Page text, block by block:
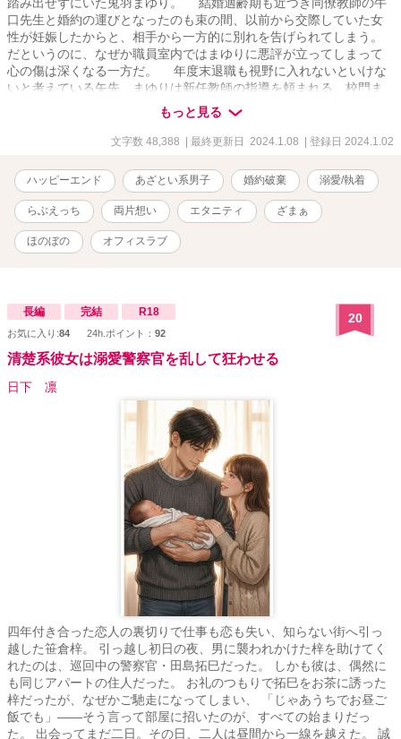
口先生と婚約の運びとなったのも束の間、以前から交際していた女
性が妊娠したからと、相手から一方的に別れを告げられてしまう。
だというのに、なぜか職員室内ではまゆりに悪評が立ってしまって
心の傷は深くなる一方だ。 年度末退職も視野に入れないといけな
いと考えている矢先、まゆりは新任教師の指導を頼まれる。校門ま
で迎えに行くと、そこにいたのは大人になった大牙で――？ 裏切
られた心の傷が深くて次の恋に踏み込めないと思っていた兎羽まゆ
り×ワケあって彼女のそばを離れなければならなくなった龍ヶ崎大
物語。 ※R15〜R18に※、R18に※※ ※現実世界に疎い作者による
現代TLなのでご容赦くださいましたら幸いです。 ※ヒーローはワン
コ系？ニャンコ系？甘えん坊系？ヤンデレ？腹黒？あざとい系男子
です。 ※36000字数完結。+大牙side5000字数。 ※1/7おまけの学校
R書いてます。そこまで書いたら完結します。
もっと見る
文字数 48,388 | 最終更新日 2024.1.08 | 登録日 2024.1.02
ハッピーエンド あざとい系男子 婚約破棄 溺愛/執着
らぶえっち 両片想い エタニティ ざまぁ
ほのぼの オフィスラブ
長編 完結 R18
お気に入り:84 24h.ポイント： 92
20
清楚系彼女は溺愛警察官を乱して狂わせる
日下 凛
四年付き合った恋人の裏切りで仕事も恋も失い、知らない街へ引っ
越した笹倉梓。 引っ越し初日の夜、男に襲われかけた梓を助けてく
れたのは、巡回中の警察官・田島拓巳だった。 しかも彼は、偶然に
も同じアパートの住人だった。 お礼のつもりで拓巳をお茶に誘った
梓だったが、なぜかご馳走になってしまい、 「じゃあうちでお昼ご
飯でも」――そう言って部屋に招いたのが、すべての始まりだっ
た。 出会ってまだ二日。その日、二人は昼間から一線を越えた。 誠